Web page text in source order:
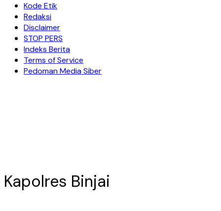
Kode Etik
Redaksi
Disclaimer
STOP PERS
Indeks Berita
Terms of Service
Pedoman Media Siber
Kapolres Binjai